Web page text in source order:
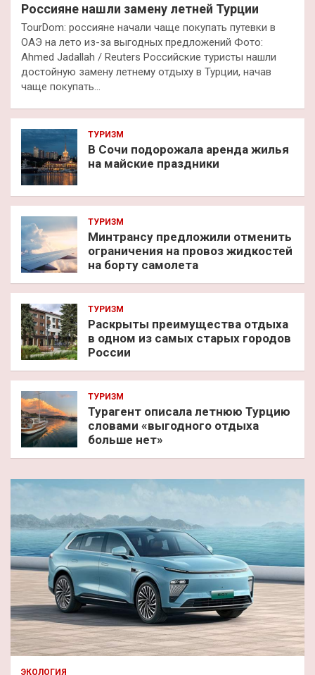
Россияне нашли замену летней Турции
TourDom: россияне начали чаще покупать путевки в
ОАЭ на лето из-за выгодных предложений Фото:
Ahmed Jadallah / Reuters Российские туристы нашли
достойную замену летнему отдыху в Турции, начав
чаще покупать…
ТУРИЗМ
В Сочи подорожала аренда жилья
на майские праздники
ТУРИЗМ
Минтрансу предложили отменить
ограничения на провоз жидкостей
на борту самолета
ТУРИЗМ
Раскрыты преимущества отдыха
в одном из самых старых городов
России
ТУРИЗМ
Турагент описала летнюю Турцию
словами «выгодного отдыха
больше нет»
ЭКОЛОГИЯ